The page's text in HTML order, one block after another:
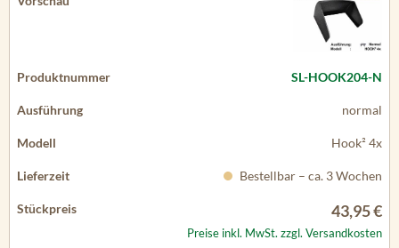
SL-HOOK204-N
normal
Hook² 4x
Bestellbar – ca. 3 Wochen
43,95 €
Preise inkl. MwSt. zzgl. Versandkosten